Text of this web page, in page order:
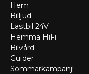
Hem
Billjud
Lastbil 24V
Hemma HiFi
Bilvård
Guider
Sommarkampanj!